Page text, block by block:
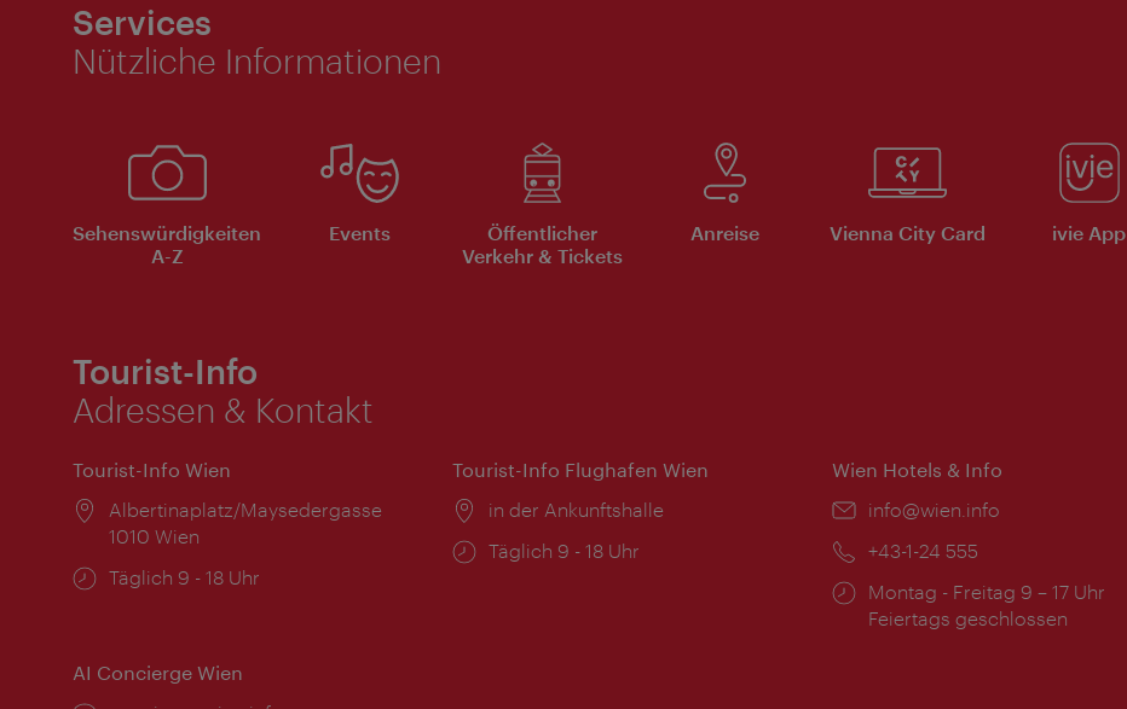
Services
Nützliche Informationen
Sehenswürdigkeiten
A-Z
Events
Öffentlicher
Verkehr & Tickets
Anreise Vienna City Card ivie App
Tourist-Info
Adressen & Kontakt
Tourist-Info Wien
Ort:
Albertinaplatz/Maysedergasse
1010 Wien
Öffnungszeiten:
Täglich 9 - 18 Uhr
Tourist-Info Flughafen Wien
Ort:
in der Ankunftshalle
Öffnungszeiten:
Täglich 9 - 18 Uhr
Wien Hotels & Info
Email:
info@wien.info
Telefon:
+43-1-24 555
Öffnungszeiten:
Montag - Freitag 9 – 17 Uhr
Feiertags geschlossen
AI Concierge Wien